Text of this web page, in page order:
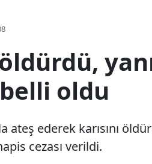
belli oldu
ateş ederek karısını
cezası verildi.